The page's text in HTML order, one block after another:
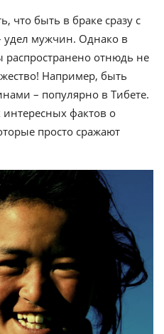
что быть в браке сразу с
удел мужчин. Однако в
распространено отнюдь не
Например, быть
– популярно в Тибете.
фактов о
просто сражают